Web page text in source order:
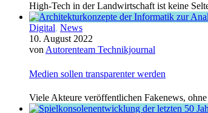
High-Tech in der Landwirtschaft ist keine
Digital, News
10. August 2022
von Autorenteam Technikjournal
Medien sollen transparenter werden
Viele Akteure veröffentlichen Fakenews,